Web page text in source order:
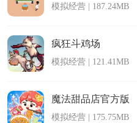
模拟经营 | 187.24MB
疯狂斗鸡场
模拟经营 | 121.41MB
魔法甜品店官方版
模拟经营 | 175.75MB